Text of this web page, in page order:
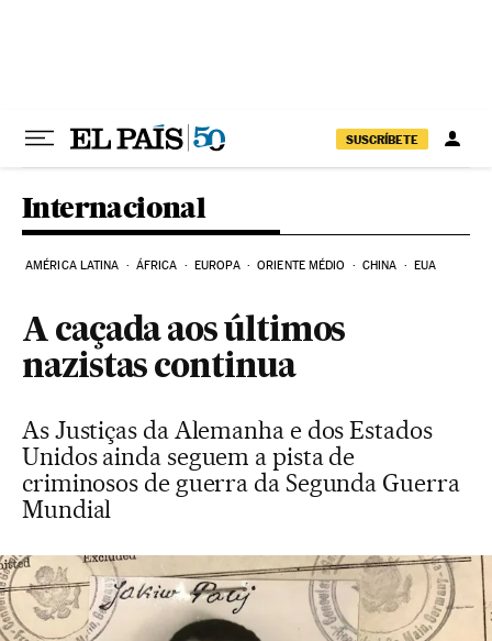
SUSCRÍBETE
Internacional
AMÉRICA LATINA ÁFRICA EUROPA ORIENTE MÉDIO CHINA EUA
A caçada aos últimos
nazistas continua
As Justiças da Alemanha e dos Estados
Unidos ainda seguem a pista de
criminosos de guerra da Segunda Guerra
Mundial